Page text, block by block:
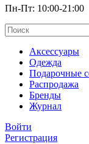
Пн-Пт: 10:00-21:00
Аксессуары
Одежда
Подарочные
Распродажа
Бренды
Журнал
Войти
Регистрация